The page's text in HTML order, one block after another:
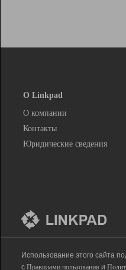
О Linkpad
О компании
Контакты
Юридические сведения
Использование этого сайта
с Правилами пользования и